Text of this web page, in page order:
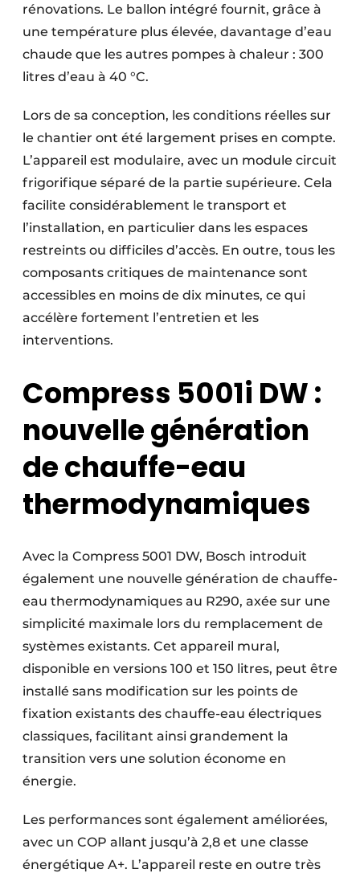
rénovations. Le ballon intégré fournit, grâce à
une température plus élevée, davantage d’eau
chaude que les autres pompes à chaleur : 300
litres d’eau à 40 °C.
Lors de sa conception, les conditions réelles sur
le chantier ont été largement prises en compte.
L’appareil est modulaire, avec un module circuit
frigorifique séparé de la partie supérieure. Cela
facilite considérablement le transport et
l’installation, en particulier dans les espaces
restreints ou difficiles d’accès. En outre, tous les
composants critiques de maintenance sont
accessibles en moins de dix minutes, ce qui
accélère fortement l’entretien et les
interventions.
Compress 5001i DW :
nouvelle génération
de chauffe-eau
thermodynamiques
Avec la Compress 5001 DW, Bosch introduit
également une nouvelle génération de chauffe-
eau thermodynamiques au R290, axée sur une
simplicité maximale lors du remplacement de
systèmes existants. Cet appareil mural,
disponible en versions 100 et 150 litres, peut être
installé sans modification sur les points de
fixation existants des chauffe-eau électriques
classiques, facilitant ainsi grandement la
transition vers une solution économe en
énergie.
Les performances sont également améliorées,
avec un COP allant jusqu’à 2,8 et une classe
énergétique A+. L’appareil reste en outre très